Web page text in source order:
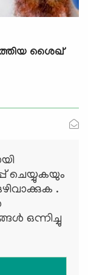
ശൈഖ്
ചെയ്യുകയും
.
ഒന്നിച്ചു